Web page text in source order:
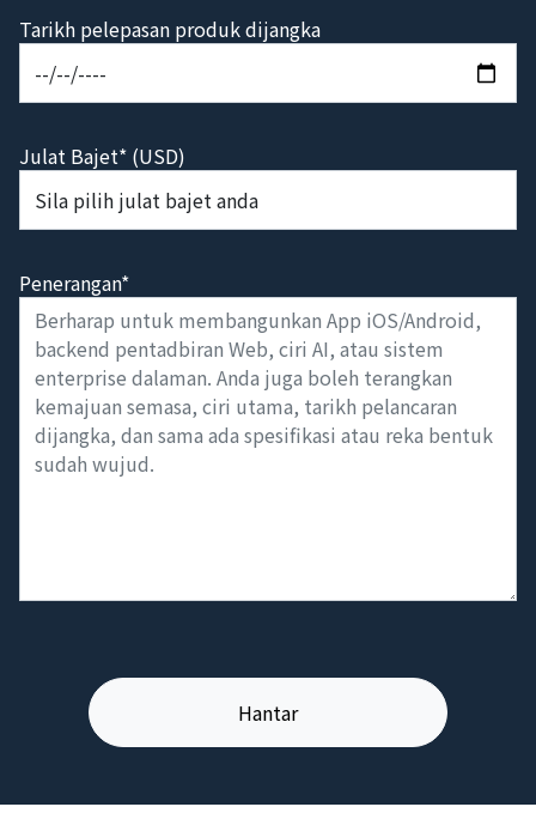
Tarikh pelepasan produk dijangka
Julat Bajet* (USD)
Penerangan*